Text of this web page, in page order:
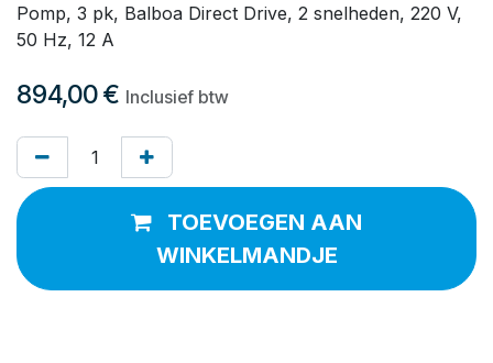
Pomp, 3 pk, Balboa Direct Drive, 2 snelheden, 220 V,
50 Hz, 12 A
894,00€ Inclusief btw
TOEVOEGEN AAN
WINKELMANDJE